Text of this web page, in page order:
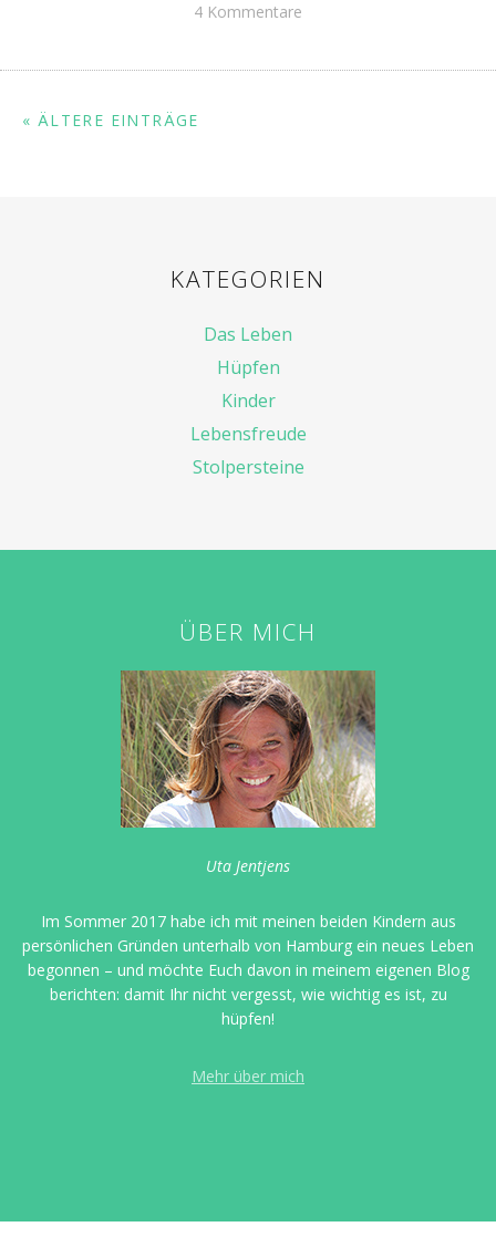
4 Kommentare
« ÄLTERE EINTRÄGE
KATEGORIEN
Das Leben
Hüpfen
Kinder
Lebensfreude
Stolpersteine
ÜBER MICH
Uta Jentjens
Im Sommer 2017 habe ich mit meinen beiden Kindern aus
persönlichen Gründen unterhalb von Hamburg ein neues Leben
begonnen – und möchte Euch davon in meinem eigenen Blog
berichten: damit Ihr nicht vergesst, wie wichtig es ist, zu
hüpfen!
Mehr über mich